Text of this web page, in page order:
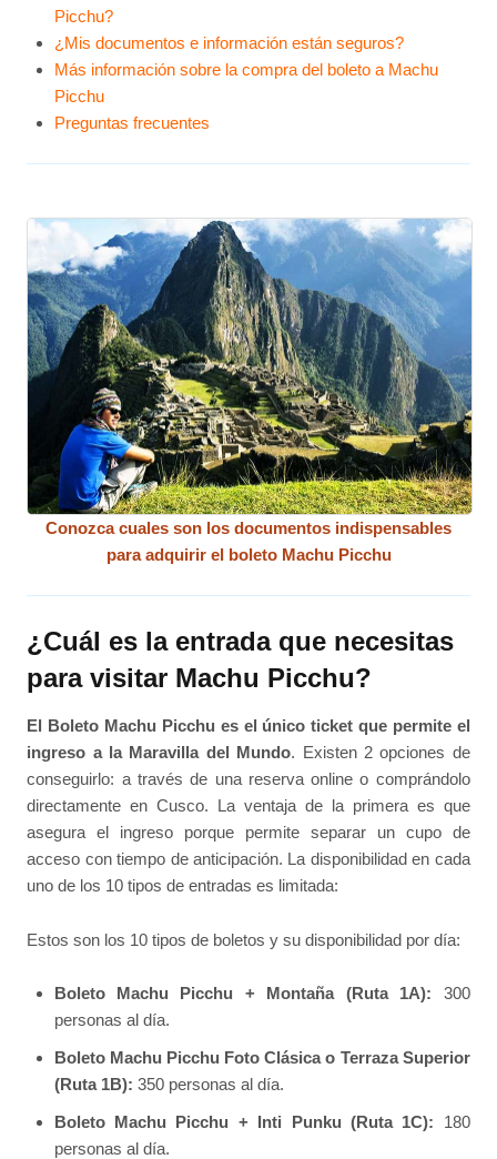
Picchu?
¿Mis documentos e información están seguros?
Más información sobre la compra del boleto a Machu
Picchu
Preguntas frecuentes
Conozca cuales son los documentos indispensables
para adquirir el boleto Machu Picchu
¿Cuál es la entrada que necesitas
para visitar Machu Picchu?
El Boleto Machu Picchu es el único ticket que permite el
ingreso a la Maravilla del Mundo. Existen 2 opciones de
conseguirlo: a través de una reserva online o comprándolo
directamente en Cusco. La ventaja de la primera es que
asegura el ingreso porque permite separar un cupo de
acceso con tiempo de anticipación. La disponibilidad en cada
uno de los 10 tipos de entradas es limitada:
Estos son los 10 tipos de boletos y su disponibilidad por día:
Boleto Machu Picchu + Montaña (Ruta 1A): 300
personas al día.
Boleto Machu Picchu Foto Clásica o Terraza Superior
(Ruta 1B): 350 personas al día.
Boleto Machu Picchu + Inti Punku (Ruta 1C): 180
personas al día.